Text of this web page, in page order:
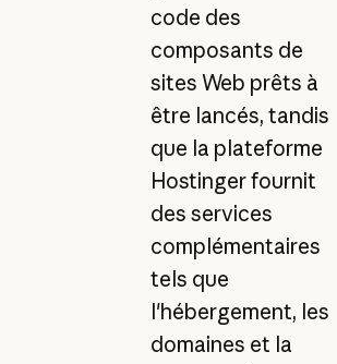
code des
composants de
sites Web prêts à
être lancés, tandis
que la plateforme
Hostinger fournit
des services
complémentaires
tels que
l'hébergement, les
domaines et la